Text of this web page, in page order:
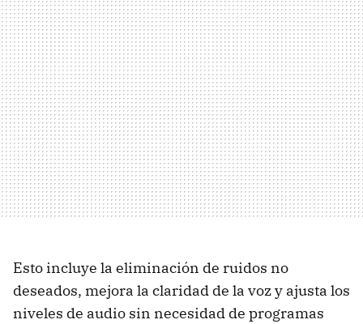
Esto incluye la eliminación de ruidos no
deseados, mejora la claridad de la voz y ajusta los
niveles de audio sin necesidad de programas